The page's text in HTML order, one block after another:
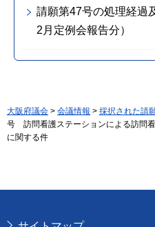
請願第47号の処理経過
2月定例会報告分）
大阪府議会 > 会議情報 > 採択された請
号 訪問看護ステーションによる訪問
に関する件